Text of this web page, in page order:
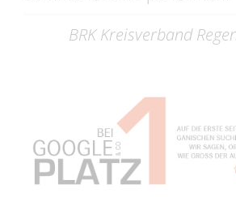
BRK Kreisverband